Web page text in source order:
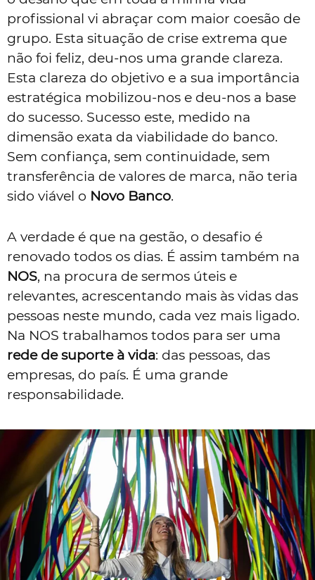
profissional vi abraçar com maior coesão de
grupo. Esta situação de crise extrema que
não foi feliz, deu-nos uma grande clareza.
Esta clareza do objetivo e a sua importância
estratégica mobilizou-nos e deu-nos a base
do sucesso. Sucesso este, medido na
dimensão exata da viabilidade do banco.
Sem confiança, sem continuidade, sem
transferência de valores de marca, não teria
sido viável o Novo Banco.
A verdade é que na gestão, o desafio é
renovado todos os dias. É assim também na
NOS, na procura de sermos úteis e
relevantes, acrescentando mais às vidas das
pessoas neste mundo, cada vez mais ligado.
Na NOS trabalhamos todos para ser uma
rede de suporte à vida: das pessoas, das
empresas, do país. É uma grande
responsabilidade.